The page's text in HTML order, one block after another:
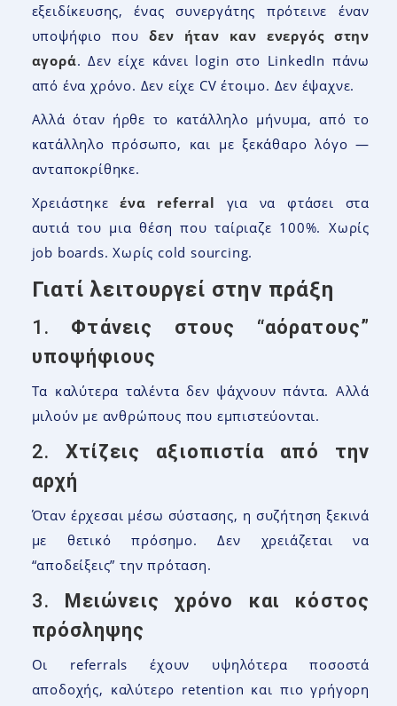
εξειδίκευσης, ένας συνεργάτης πρότεινε έναν
υποψήφιο που δεν ήταν καν ενεργός στην
αγορά. Δεν είχε κάνει login στο LinkedIn πάνω
από ένα χρόνο. Δεν είχε CV έτοιμο. Δεν έψαχνε.
Αλλά όταν ήρθε το κατάλληλο μήνυμα, από το
κατάλληλο πρόσωπο, και με ξεκάθαρο λόγο —
ανταποκρίθηκε.
Χρειάστηκεένα referral για να φτάσει στα
αυτιά του μια θέση που ταίριαζε 100%. Χωρίς
job boards. Χωρίς cold sourcing.
Γιατί λειτουργεί στην πράξη
1. Φτάνεις στους “αόρατους”
υποψήφιους
Τα καλύτερα ταλέντα δεν ψάχνουν πάντα. Αλλά
μιλούν με ανθρώπους που εμπιστεύονται.
2. Χτίζεις αξιοπιστία από την
αρχή
Όταν έρχεσαι μέσω σύστασης, η συζήτηση ξεκινά
με θετικό πρόσημο. Δεν χρειάζεται να
“αποδείξεις” την πρόταση.
3. Μειώνεις χρόνο και κόστος
πρόσληψης
Οι referrals έχουν υψηλότερα ποσοστά
αποδοχής, καλύτερο retention και πιο γρήγορη